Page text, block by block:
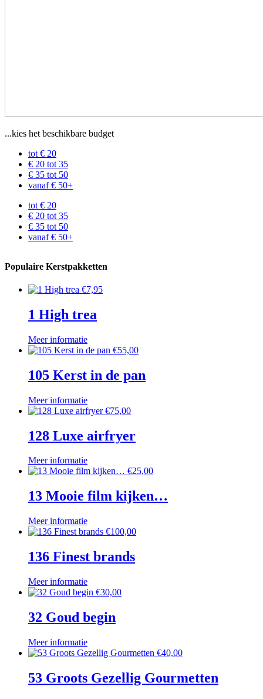
...kies het beschikbare budget
tot € 20
€ 20 tot 35
€ 35 tot 50
vanaf € 50+
tot € 20
€ 20 tot 35
€ 35 tot 50
vanaf € 50+
Populaire Kerstpakketten
€7,95
1 High trea
Meer informatie
€55,00
105 Kerst in de pan
Meer informatie
€75,00
128 Luxe airfryer
Meer informatie
€25,00
13 Mooie film kijken…
Meer informatie
€100,00
136 Finest brands
Meer informatie
€30,00
32 Goud begin
Meer informatie
€40,00
53 Groots Gezellig Gourmetten